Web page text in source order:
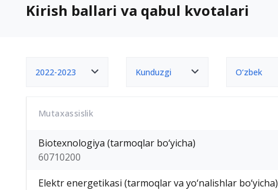
Kirish ballari va qabul kvotalari
2022-2023 Kunduzgi O‘zbek
Mutaxassislik
Biotexnologiya (tarmoqlar bo‘yicha)
60710200
Elektr energetikasi (tarmoqlar va yo‘nalishlar bo‘yicha)